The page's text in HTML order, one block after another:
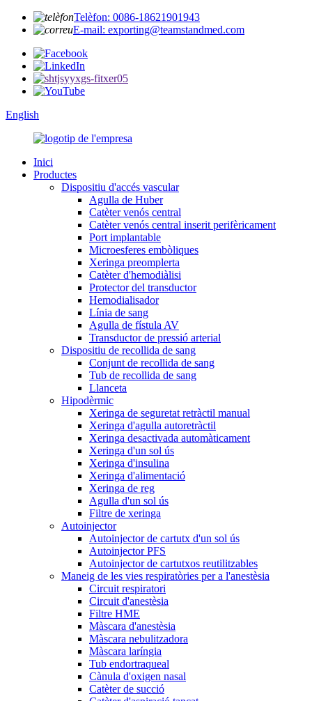
Telèfon: 0086-18621901943
E-mail: exporting@teamstandmed.com
English
Inici
Productes
Dispositiu d'accés vascular
Agulla de Huber
Catèter venós central
Catèter venós central inserit perifèricament
Port implantable
Microesferes embòliques
Xeringa preomplerta
Catèter d'hemodiàlisi
Protector del transductor
Hemodialisador
Línia de sang
Agulla de fístula AV
Transductor de pressió arterial
Dispositiu de recollida de sang
Conjunt de recollida de sang
Tub de recollida de sang
Llanceta
Hipodèrmic
Xeringa de seguretat retràctil manual
Xeringa d'agulla autoretràctil
Xeringa desactivada automàticament
Xeringa d'un sol ús
Xeringa d'insulina
Xeringa d'alimentació
Xeringa de reg
Agulla d'un sol ús
Filtre de xeringa
Autoinjector
Autoinjector de cartutx d'un sol ús
Autoinjector PFS
Autoinjector de cartutxos reutilitzables
Maneig de les vies respiratòries per a l'anestèsia
Circuit respiratori
Circuit d'anestèsia
Filtre HME
Màscara d'anestèsia
Màscara nebulitzadora
Màscara laríngia
Tub endortraqueal
Cànula d'oxigen nasal
Catèter de succió